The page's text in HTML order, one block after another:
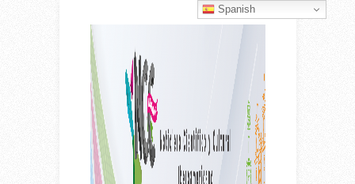
Spanish